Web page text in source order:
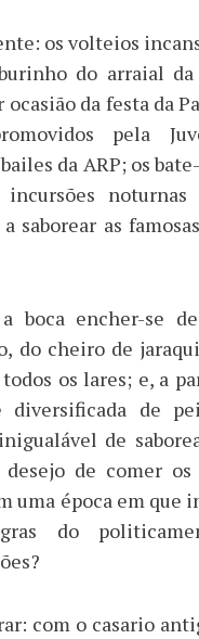
os volteios
do arraial da
da festa da
pela
da ARP; os
noturnas
saborear as
boca encher-se
do cheiro de
os lares; e, a
diversificada de
de
de comer
uma época em que
do
com o casario